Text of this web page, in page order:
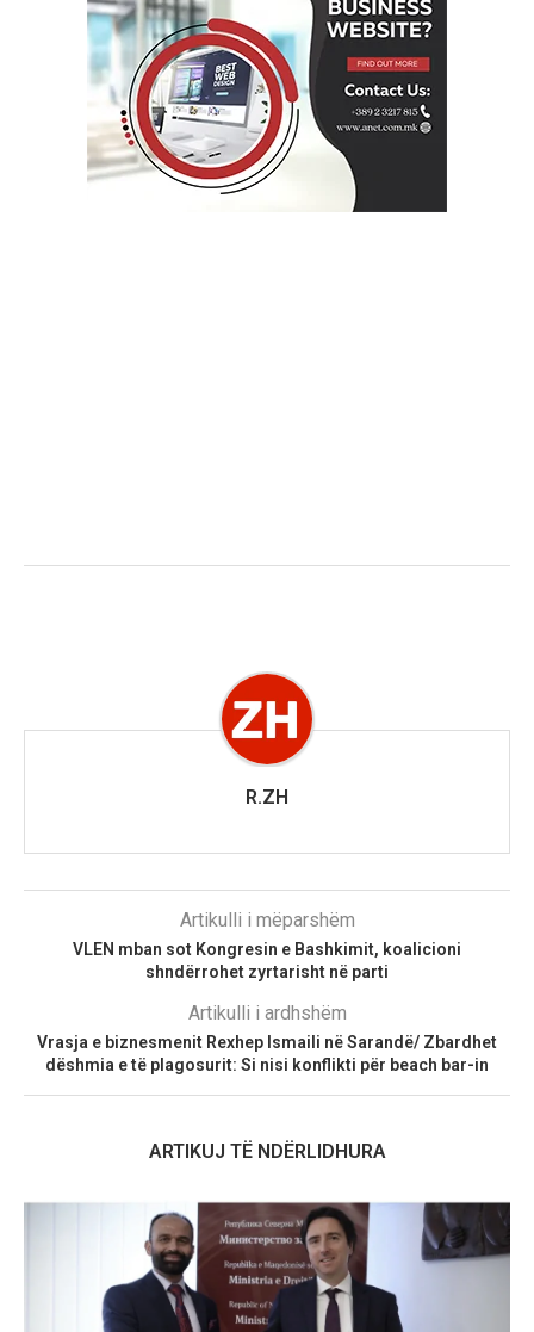
R.ZH
Artikulli i mëparshëm
VLEN mban sot Kongresin e Bashkimit, koalicioni
shndërrohet zyrtarisht në parti
Artikulli i ardhshëm
Vrasja e biznesmenit Rexhep Ismaili në Sarandë/ Zbardhet
dëshmia e të plagosurit: Si nisi konflikti për beach bar-in
ARTIKUJ TË NDËRLIDHURA